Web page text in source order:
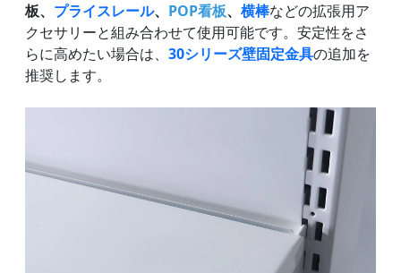
板、 プライスレール、 POP看板、 横棒などの拡張用ア
クセサリーと組み合わせて使用可能です。安定性をさ
らに高めたい場合は、 30シリーズ壁固定金具の追加を
推奨します。